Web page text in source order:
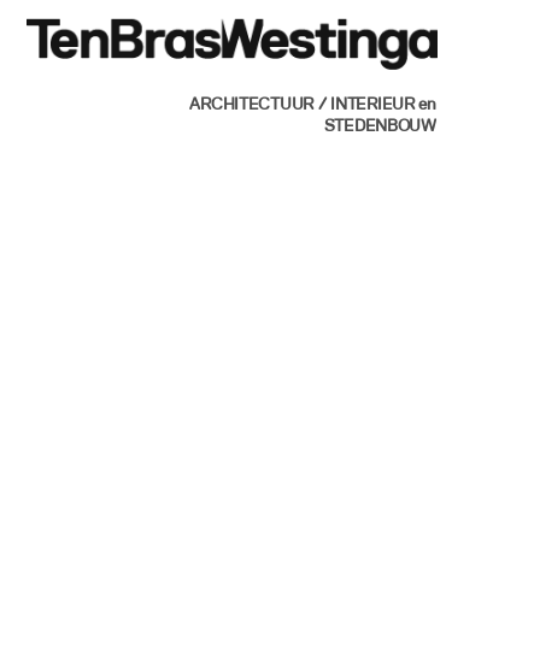
content
ARCHITECTUUR / INTERIEUR en
STEDENBOUW